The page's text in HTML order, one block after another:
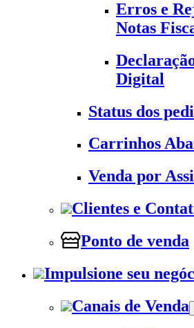
Erros e
Notas
Digital
Status dos
Carrinhos
Venda por
Clientes e
Ponto de venda
Impulsione seu
Canais de Venda